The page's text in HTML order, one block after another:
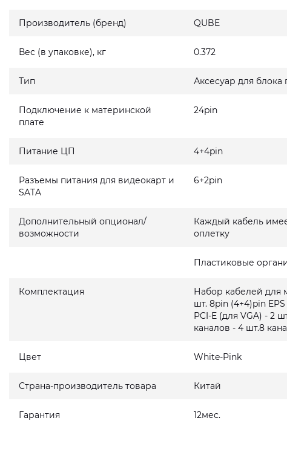
Производитель (бренд) QUBE
Вес (в упаковке), кг 0.372
Тип Аксесуар для блока
Подключение к материнской
плате
24pin
Питание ЦП 4+4pin
Разъемы питания для видеокарт и
SATA
6+2pin
Дополнительный опционал/
возможности
Каждый кабель
оплетку
Пластиковые
Комплектация
Набор кабелей для
шт. 8pin (4+4)pin
PCI-E (для VGA) - 2
каналов - 4 шт.8
Цвет White-Pink
Страна-производитель товара Китай
Гарантия 12мес.